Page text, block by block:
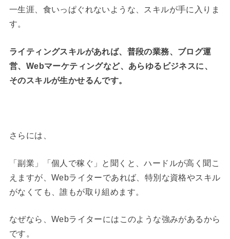
一生涯、食いっぱぐれないような、スキルが手に入りま
す。
ライティングスキルがあれば、普段の業務、ブログ運
営、Webマーケティングなど、あらゆるビジネスに、
そのスキルが生かせるんです。
さらには、
「副業」「個人で稼ぐ」と聞くと、ハードルが高く聞こ
えますが、Webライターであれば、特別な資格やスキル
がなくても、誰もが取り組めます。
なぜなら、Webライターにはこのような強みがあるから
です。